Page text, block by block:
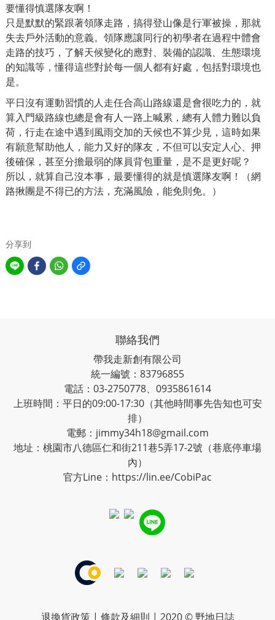
要懂得慎選隊友啊！
只是默默的緊跟著領隊走路，搞得登山像是行軍被操，那就
失去戶外活動的意義。領隊應讓同行的初學者在過程中體會
走路的技巧，了解天候變化的應對、裝備的認識、生態環境
的知識等，懂得這些對於每一個人都有好處，包括對環境也
是。
平日沒有運動習慣的人走任合高山路線還是會很吃力的，就
算入門級路線也總是會有人一路上喊累，總有人體力難以負
荷，行走在途中遇到風雨交加的天候也不算少見，這時如果
有願意幫助他人，能力又好的隊友，不但可以安定人心、押
後確保，甚至分擔最弱的隊員背包重量，是不是更好呢？
所以，就算自己沒本事，最要懂得的就是慎選隊友啊！（網
路揪團是不得已的方法，充滿風險，能免則免。）
分享到
聯絡我們
帶我走新創有限公司
統一編號：83796855
電話：03-2750778、0935861614
上班時間：平日的09:00-17:30（其他時間事先告知也可安
排）
電郵：jimmy34h18@gmail.com
地址：桃園市八德區仁和街211巷5弄17-2號（巷底停車場
內）
官方Line： https://lin.ee/CobiPac
退換貨政策| 條款及細則 | 2020 © 野地日誌